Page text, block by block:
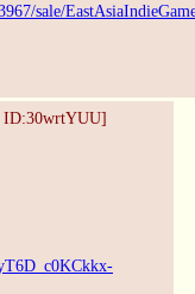
sale/